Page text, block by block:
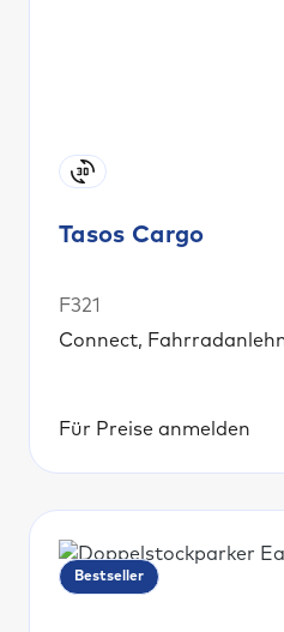
Tasos Cargo
F321
Connect,
Für Preise anmelden
Bestseller